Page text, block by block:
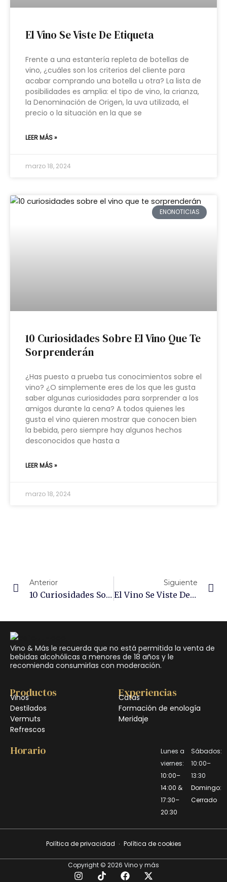
El Vino Se Viste De Etiqueta
Frente a una estantería repleta de botellas de
vino, ¿cuáles son los criterios del cliente para
acabar comprando una botella u otra? La lista de
posibilidades es amplia: el tipo de vino, la crianza,
la Denominación de Origen, la uva utilizada, el
precio o la situación en la que se
LEER MÁS »
marzo 18, 2024
ENONOTICIAS
10 Curiosidades Sobre El Vino Que Te
Sorprenderán
¿Has puesto a prueba tus conocimientos sobre el
vino? ¿O simplemente eres de los que les gusta
saber algunas curiosidades para sorprender a los
amigos durante la cena? A todos quienes les
gusta el vino quieren mostrar que conocen bien
la bebida, pero siempre hay algunos hechos
desconocidos que hasta a
LEER MÁS »
marzo 18, 2024
Anterior
10 Curiosidades Sobre El Vino Que Te Sorprenderán
Siguiente
El Vino Se Viste De Etiqueta
Vino & Más le recuerda que no está permitida la venta de
bebidas alcohólicas a menores de 18 años y le
recomienda consumirlas con moderación.
Productos
Vinos
Destilados
Vermuts
Refrescos
Experiencias
Catas
Formación de enología
Meridaje
Horario
Lunes a
viernes:
10:00–
14:00 &
17:30–
20:30
Sábados:
10:00–
13:30
Domingo:
Cerrado
Política de privacidad Política de cookies
Copyright © 2026 Vino y más
I T F X